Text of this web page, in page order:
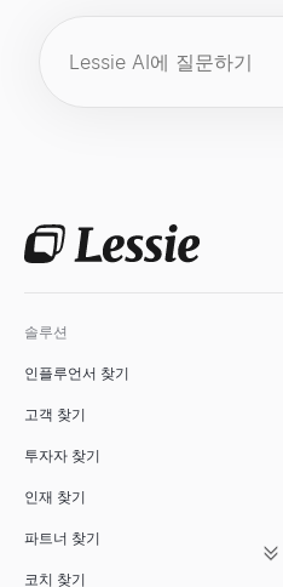
솔루션
인플루언서 찾기
고객 찾기
투자자 찾기
인재 찾기
파트너 찾기
코치 찾기